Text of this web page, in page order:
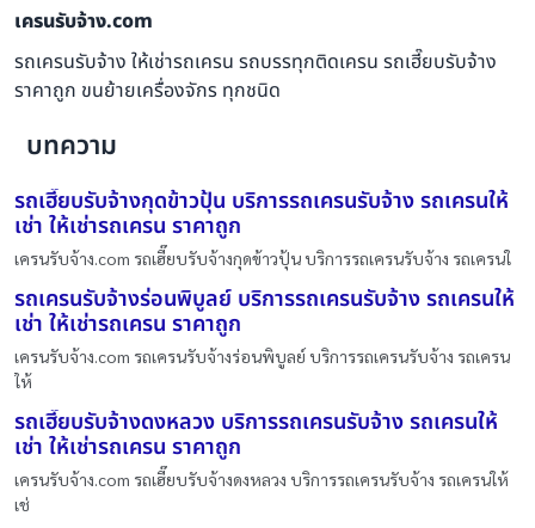
เครนรับจ้าง.com
รถเครนรับจ้าง ให้เช่ารถเครน รถบรรทุกติดเครน รถเฮี๊ยบรับจ้าง
ราคาถูก ขนย้ายเครื่องจักร ทุกชนิด
บทความ
รถเฮี๊ยบรับจ้างกุดข้าวปุ้น บริการรถเครนรับจ้าง รถเครนให้
เช่า ให้เช่ารถเครน ราคาถูก
เครนรับจ้าง.com รถเฮี๊ยบรับจ้างกุดข้าวปุ้น บริการรถเครนรับจ้าง รถเครนใ
รถเครนรับจ้างร่อนพิบูลย์ บริการรถเครนรับจ้าง รถเครนให้
เช่า ให้เช่ารถเครน ราคาถูก
เครนรับจ้าง.com รถเครนรับจ้างร่อนพิบูลย์ บริการรถเครนรับจ้าง รถเครน
ให้
รถเฮี๊ยบรับจ้างดงหลวง บริการรถเครนรับจ้าง รถเครนให้
เช่า ให้เช่ารถเครน ราคาถูก
เครนรับจ้าง.com รถเฮี๊ยบรับจ้างดงหลวง บริการรถเครนรับจ้าง รถเครนให้
เช่